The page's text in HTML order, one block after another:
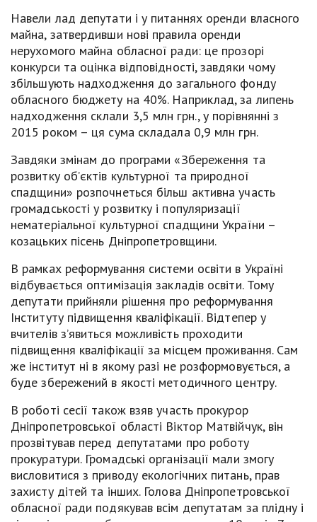
Навели лад депутати і у питаннях оренди власного
майна, затвердивши нові правила оренди
нерухомого майна обласної ради: це прозорі
конкурси та оцінка відповідності, завдяки чому
збільшують надходження до загального фонду
обласного бюджету на 40%. Наприклад, за липень
надходження склали 3,5 млн грн., у порівнянні з
2015 роком – ця сума складала 0,9 млн грн.
Завдяки змінам до програми «Збереження та
розвитку об’єктів культурної та природної
спадщини» розпочнеться більш активна участь
громадськості у розвитку і популяризації
нематеріальної культурної спадщини України –
козацьких пісень Дніпропетровщини.
В рамках реформування системи освіти в Україні
відбувається оптимізація закладів освіти. Тому
депутати прийняли рішення про реформування
Інституту підвищення кваліфікації. Відтепер у
вчителів з’явиться можливість проходити
підвищення кваліфікації за місцем проживання. Сам
же інститут ні в якому разі не розформовується, а
буде збережений в якості методичного центру.
В роботі сесії також взяв участь прокурор
Дніпропетровської області Віктор Матвійчук, він
прозвітував перед депутатами про роботу
прокуратури. Громадські організації мали змогу
висловитися з приводу екологічних питань, прав
захисту дітей та інших. Голова Дніпропетровської
обласної ради подякував всім депутатам за плідну і